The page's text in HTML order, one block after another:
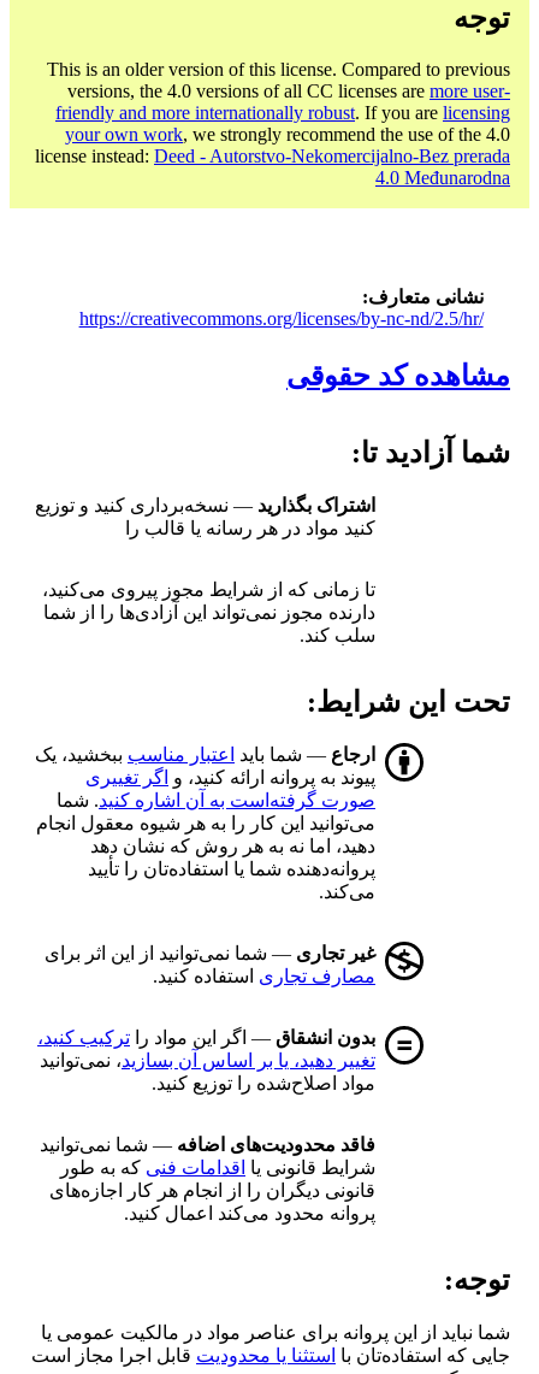
توجه
This is an older version of this license. Compared to previous
versions, the 4.0 versions of all CC licenses are more user-
friendly and more internationally robust. If you are licensing
your own work, we strongly recommend the use of the 4.0
license instead: Deed - Autorstvo-Nekomercijalno-Bez prerada
4.0 Međunarodna
نشانی متعارف
https://creativecommons.org/licenses/by-nc-nd/2.5/hr/
مشاهده کد حقوقی
شما آزادید تا:
اشتراک بگذارید — نسخه‌برداری کنید و توزیع
کنید مواد در هر رسانه یا قالب را
تا زمانی که از شرایط مجوز پیروی می‌کنید،
دارنده مجوز نمی‌تواند این آزادی‌ها را از شما
سلب کند.
تحت این شرایط:
ارجاع — شما باید اعتبار مناسب ببخشید، یک
پیوند به پروانه ارائه کنید، و اگر تغییری
صورت گرفته‌است به آن اشاره کنید. شما
می‌توانید این کار را به هر شیوه معقول انجام
دهید، اما نه به هر روش که نشان دهد
پروانه‌دهنده شما یا استفاده‌تان را تأیید
می‌کند.
غیر تجاری — شما نمی‌توانید از این اثر برای
مصارف تجاری استفاده کنید.
بدون انشقاق — اگر این مواد را ترکیب کنید،
تغییر دهید، یا بر اساس آن بسازید، نمی‌توانید
مواد اصلاح‌شده را توزیع کنید.
فاقد محدودیت‌های اضافه — شما نمی‌توانید
شرایط قانونی یا اقدامات فنی که به طور
قانونی دیگران را از انجام هر کار اجازه‌های
پروانه محدود می‌کند اعمال کنید.
توجه:
شما نباید از این پروانه برای عناصر مواد در مالکیت عمومی یا
جایی که استفاده‌تان با استثنا یا محدودیت قابل اجرا مجاز است